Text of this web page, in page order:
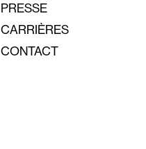
PRESSE
CARRIÈRES
CONTACT